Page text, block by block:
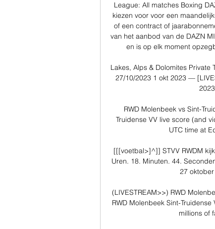
League: All matches Boxing
kiezen voor voor een
of een contract of
van het aanbod van de DAZN
en is op elk moment
Lakes, Alps & Dolomites
27/10/2023 1 okt 2023 —
RWD Molenbeek vs Sint-
Truidense VV live score (and
UTC time at
[[[voetbal>]^]] STVV RWDM
Uren. 18. Minuten. 44.
27
(LIVESTREAM>>) RWD
RWD Molenbeek Sint-
millions of